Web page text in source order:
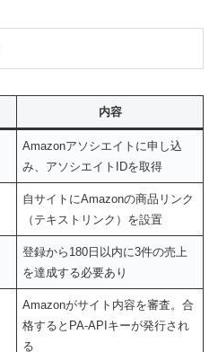
内容
Amazonアソシエイトに申し込
み、アソシエイトIDを取得
自サイトにAmazonの商品リンク
（テキストリンク）を設置
登録から180日以内に3件の売上
を達成する必要あり
Amazonがサイト内容を審査。合
格するとPA-APIキーが発行され
る